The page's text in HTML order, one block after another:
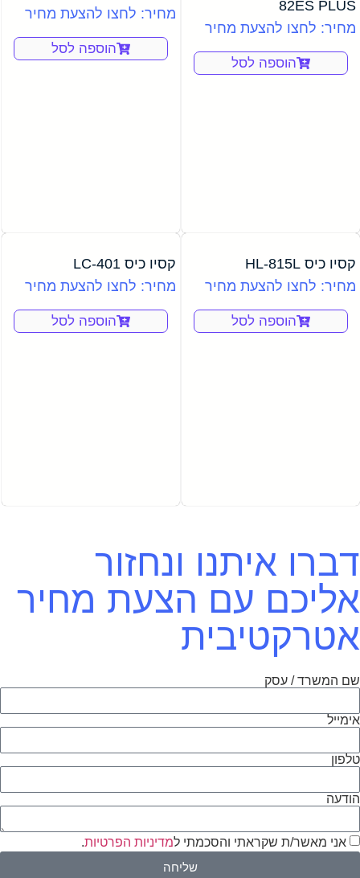
82ES PLUS
מחיר: לחצו להצעת מחיר
הוספה לסל
מחיר: לחצו להצעת מחיר
הוספה לסל
קסיו כיס HL-815L
מחיר: לחצו להצעת מחיר
הוספה לסל
קסיו כיס LC-401
מחיר: לחצו להצעת מחיר
הוספה לסל
דברו איתנו ונחזור
אליכם עם הצעת מחיר
אטרקטיבית
שם המשרד / עסק
אימייל
טלפון
הודעה
אני מאשר/ת שקראתי והסכמתי למדיניות הפרטיות.
שליחה